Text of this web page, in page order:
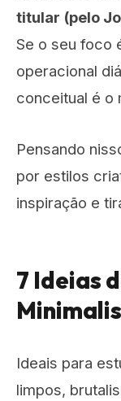
titular (pelo
Se o seu foco
operacional
conceitual é o
Pensando
por estilos
inspiração e
7 Ideias
Ideais para
limpos,